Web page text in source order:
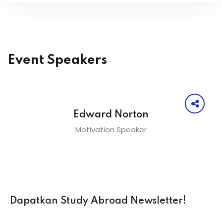
Event Speakers
Edward Norton
Motivation Speaker
Dapatkan Study Abroad Newsletter!